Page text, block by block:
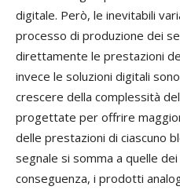
digitale. Però, le inevitabili
processo di produzione dei
direttamente le prestazioni
invece le soluzioni digitali
crescere della complessità
progettate per offrire
delle prestazioni di ciascuno
segnale si somma a quelle
conseguenza, i prodotti